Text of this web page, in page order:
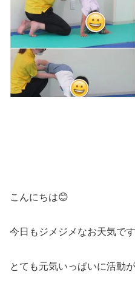
こんにちは😊
今日もジメジメなお天気です
とても元気いっぱいに活動